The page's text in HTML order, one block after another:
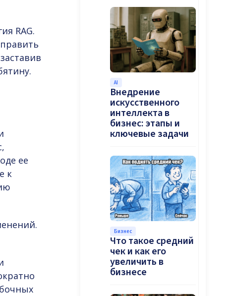
RAG.
ее
к
AI
Внедрение
искусственного
интеллекта в
бизнес: этапы и
ключевые задачи
Бизнес
Что такое средний
чек и как его
увеличить в
бизнесе